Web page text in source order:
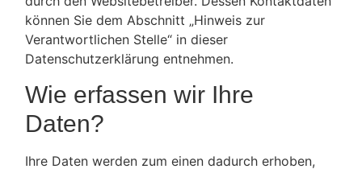
können Sie dem Abschnitt „Hinweis zur
Verantwortlichen Stelle“ in dieser
Datenschutzerklärung entnehmen.
Wie erfassen wir Ihre
Daten?
Ihre Daten werden zum einen dadurch erhoben,